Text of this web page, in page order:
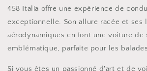
458 Italia offre une expérience de
exceptionnelle. Son allure racée et ses
aérodynamiques en font une voiture de
emblématique, parfaite pour les
Si vous êtes un passionné d'art et de